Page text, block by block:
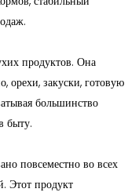
продуктов. Она
орехи, закуски, готовую
большинство
быту.
повсеместно во всех
Этот продукт